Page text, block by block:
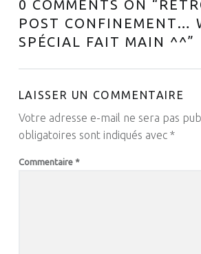
0 COMMENTS ON “
POST CONFINEMENT…
SPÉCIAL FAIT MAIN ^^”
LAISSER UN COMMENTAIRE
Votre adresse e-mail ne sera pas
obligatoires sont indiqués avec *
Commentaire *